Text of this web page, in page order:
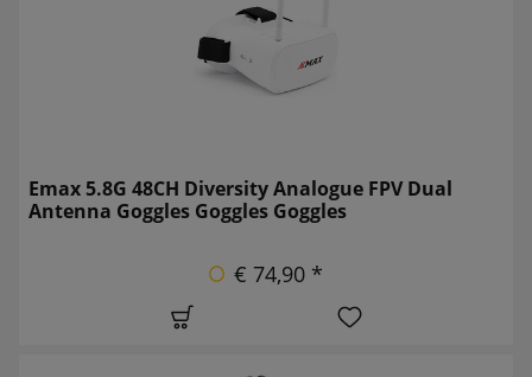
Emax 5.8G 48CH Diversity Analogue FPV Dual
Antenna Goggles Goggles Goggles
€ 74,90 *